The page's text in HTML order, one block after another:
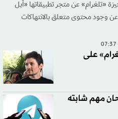
«تلغرام» عن متجر تطبيقاتها «أبل
وجود محتوى متعلق بالانتهاكات
على
مهم شابته